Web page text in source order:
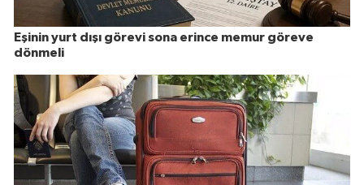
Eşinin yurt dışı görevi sona erince memur göreve
dönmeli